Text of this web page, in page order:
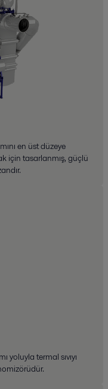
en üst düzeye
için tasarlanmış, güçlü
yoluyla termal sıvıyı